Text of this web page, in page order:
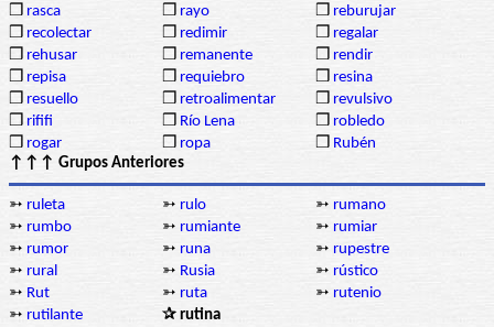
❒ rasca ❒ rayo ❒ reburujar
❒ recolectar ❒ redimir ❒ regalar
❒ rehusar ❒ remanente ❒ rendir
❒ repisa ❒ requiebro ❒ resina
❒ resuello ❒ retroalimentar ❒ revulsivo
❒ rififi ❒ Río Lena ❒ robledo
❒ rogar ❒ ropa ❒ Rubén
↑↑↑ Grupos Anteriores
➳ ruleta ➳ rulo ➳ rumano
➳ rumbo ➳ rumiante ➳ rumiar
➳ rumor ➳ runa ➳ rupestre
➳ rural ➳ Rusia ➳ rústico
➳ Rut ➳ ruta ➳ rutenio
➳ rutilante ✰ rutina